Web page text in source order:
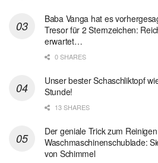
Baba Vanga hat es
Tresor für 2 Sternzeichen:
erwartet…
0 SHARES
Unser bester Schaschliktopf
Stunde!
13 SHARES
Der geniale Trick zum
Waschmaschinenschublade:
von Schimmel